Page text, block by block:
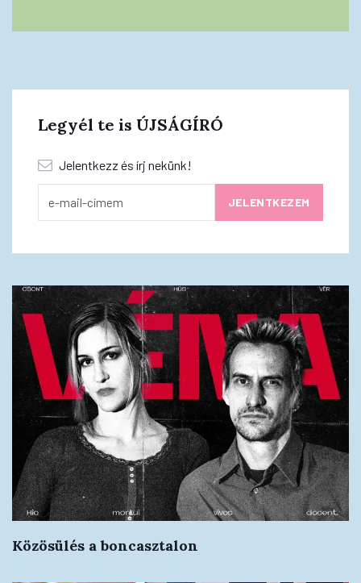
Legyél te is ÚJSÁGÍRÓ
Jelentkezz és írj nekünk!
Közösülés a boncasztalon